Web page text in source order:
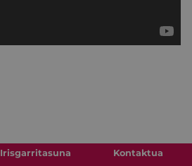
Irisgarritasuna
Kontaktua